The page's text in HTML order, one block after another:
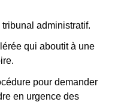
administratif.
qui aboutit à une
pour demander
en urgence des